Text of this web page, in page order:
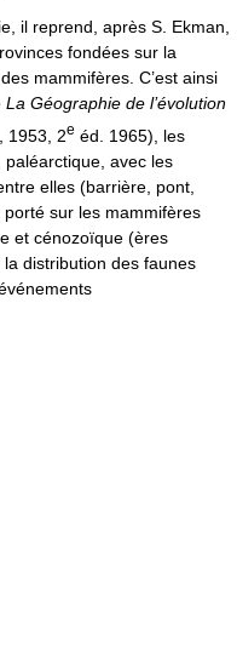
il reprend, après S. Ekman,
fondées sur la
mammifères. C’est ainsi
La Géographie de l’évolution
, 1953, 2e éd. 1965), les
paléarctique, avec les
elles (barrière, pont,
sur les mammifères
et cénozoïque (ères
distribution des faunes